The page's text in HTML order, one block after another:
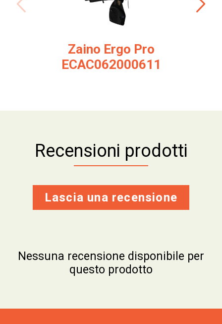
Zaino Ergo Pro
ECAC062000611
Recensioni prodotti
Lascia una recensione
Nessuna recensione disponibile per
questo prodotto